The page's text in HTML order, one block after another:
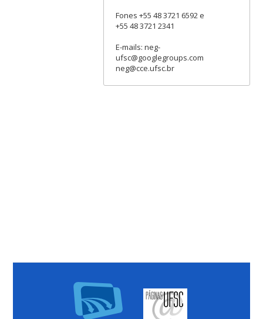
Fones +55 48 3721 6592 e
+55 48 3721 2341
E-mails: neg-
ufsc@googlegroups.com
neg@cce.ufsc.br